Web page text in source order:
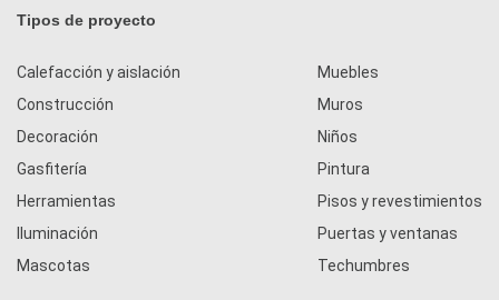
Tipos de proyecto
Calefacción y aislación
Construcción
Decoración
Gasfitería
Herramientas
Iluminación
Mascotas
Muebles
Muros
Niños
Pintura
Pisos y revestimientos
Puertas y ventanas
Techumbres